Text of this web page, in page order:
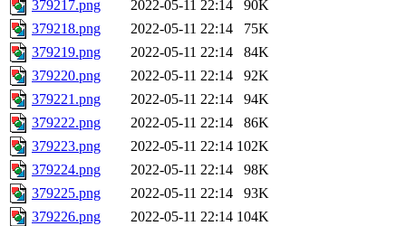
379217.png 2022-05-11 22:14
90K
379218.png
2022-05-11 22:14
75K
379219.png
2022-05-11 22:14
84K
379220.png
2022-05-11 22:14
92K
379221.png
2022-05-11 22:14
94K
379222.png
2022-05-11 22:14
86K
379223.png
2022-05-11 22:14 102K
379224.png
2022-05-11 22:14
98K
379225.png
2022-05-11 22:14
93K
379226.png
2022-05-11 22:14 104K